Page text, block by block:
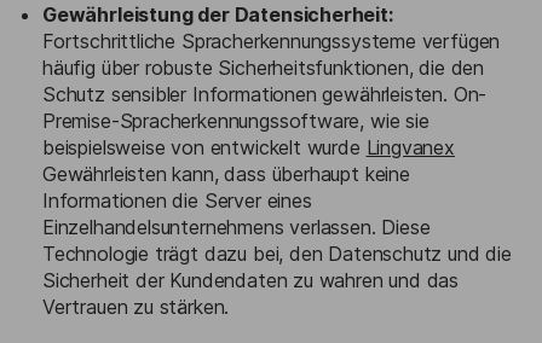
Gewährleistung der Datensicherheit:
Fortschrittliche Spracherkennungssysteme verfügen
häufig über robuste Sicherheitsfunktionen, die den
Schutz sensibler Informationen gewährleisten. On-
Premise-Spracherkennungssoftware, wie sie
beispielsweise von entwickelt wurde Lingvanex
Gewährleisten kann, dass überhaupt keine
Informationen die Server eines
Einzelhandelsunternehmens verlassen. Diese
Technologie trägt dazu bei, den Datenschutz und die
Sicherheit der Kundendaten zu wahren und das
Vertrauen zu stärken.